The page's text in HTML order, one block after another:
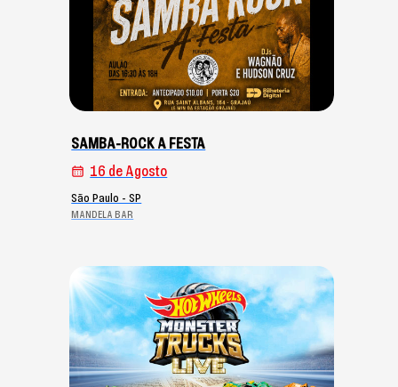
SAMBA-ROCK A FESTA
16 de Agosto
São Paulo - SP
MANDELA BAR